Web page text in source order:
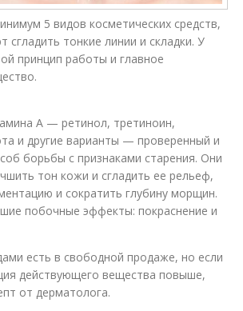
5 видов косметических средств,
сгладить тонкие линии и складки. У
принцип работы и главное
А — ретинол, третиноин,
и другие варианты — проверенный и
борьбы с признаками старения. Они
тон кожи и сгладить ее рельеф,
и сократить глубину морщин.
побочные эффекты: покраснение и
есть в свободной продаже, но если
действующего вещества повыше,
от дерматолога.